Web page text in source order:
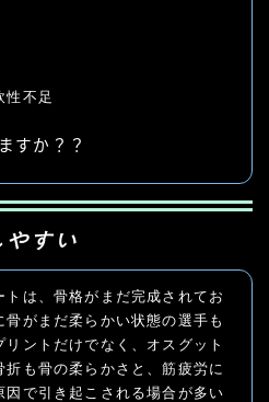
性不足
すか？？
やすい
は、骨格がまだ完成されてお
がまだ柔らかい状態の選手も
ントだけでなく、オスグット
も骨の柔らかさと、筋疲労に
因で引き起こされる場合が多い